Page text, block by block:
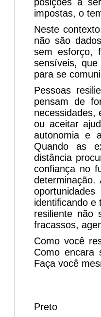
impostas, o
Neste
não são
sem esforço,
sensíveis, que
para se
Pessoas
pensam de
necessidades,
ou aceitar
autonomia e
Quando as
distância
confiança no
identificando e
resiliente não
fracassos,
Como você
Como encara
Faça você
Preto